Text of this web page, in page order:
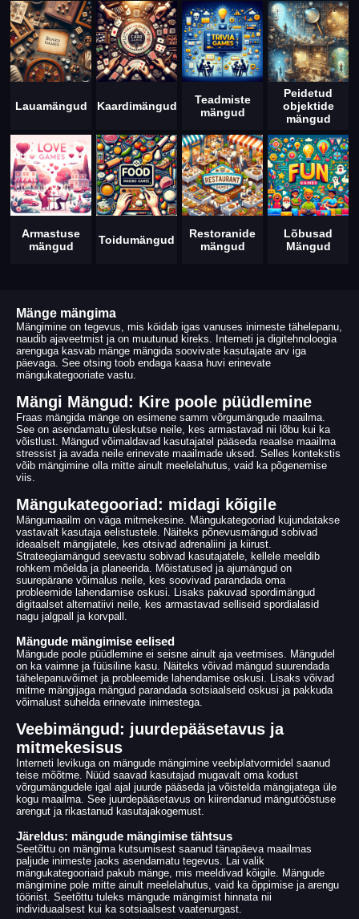
Lauamängud Kaardimängud
Teadmiste
mängud
Peidetud
objektide
mängud
Armastuse
mängud
Toidumängud
Restoranide
mängud
Lõbusad
Mängud
Mänge mängima
Mängimine on tegevus, mis köidab igas vanuses inimeste tähelepanu,
naudib ajaveetmist ja on muutunud kireks. Interneti ja digitehnoloogia
arenguga kasvab mänge mängida soovivate kasutajate arv iga
päevaga. See otsing toob endaga kaasa huvi erinevate
mängukategooriate vastu.
Mängi Mängud: Kire poole püüdlemine
Fraas mängida mänge on esimene samm võrgumängude maailma.
See on asendamatu üleskutse neile, kes armastavad nii lõbu kui ka
võistlust. Mängud võimaldavad kasutajatel pääseda reaalse maailma
stressist ja avada neile erinevate maailmade uksed. Selles kontekstis
võib mängimine olla mitte ainult meelelahutus, vaid ka põgenemise
viis.
Mängukategooriad: midagi kõigile
Mängumaailm on väga mitmekesine. Mängukategooriad kujundatakse
vastavalt kasutaja eelistustele. Näiteks põnevusmängud sobivad
ideaalselt mängijatele, kes otsivad adrenaliini ja kiirust.
Strateegiamängud seevastu sobivad kasutajatele, kellele meeldib
rohkem mõelda ja planeerida. Mõistatused ja ajumängud on
suurepärane võimalus neile, kes soovivad parandada oma
probleemide lahendamise oskusi. Lisaks pakuvad spordimängud
digitaalset alternatiivi neile, kes armastavad selliseid spordialasid
nagu jalgpall ja korvpall.
Mängude mängimise eelised
Mängude poole püüdlemine ei seisne ainult aja veetmises. Mängudel
on ka vaimne ja füüsiline kasu. Näiteks võivad mängud suurendada
tähelepanuvõimet ja probleemide lahendamise oskusi. Lisaks võivad
mitme mängijaga mängud parandada sotsiaalseid oskusi ja pakkuda
võimalust suhelda erinevate inimestega.
Veebimängud: juurdepääsetavus ja
mitmekesisus
Interneti levikuga on mängude mängimine veebiplatvormidel saanud
teise mõõtme. Nüüd saavad kasutajad mugavalt oma kodust
võrgumängudele igal ajal juurde pääseda ja võistelda mängijatega üle
kogu maailma. See juurdepääsetavus on kiirendanud mängutööstuse
arengut ja rikastanud kasutajakogemust.
Järeldus: mängude mängimise tähtsus
Seetõttu on mängima kutsumisest saanud tänapäeva maailmas
paljude inimeste jaoks asendamatu tegevus. Lai valik
mängukategooriaid pakub mänge, mis meeldivad kõigile. Mängude
mängimine pole mitte ainult meelelahutus, vaid ka õppimise ja arengu
tööriist. Seetõttu tuleks mängude mängimist hinnata nii
individuaalsest kui ka sotsiaalsest vaatenurgast.